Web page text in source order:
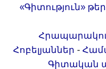
Համալսարաններ
Գիտական
Սփյուռքի
«Գիտություն»
Հոբելյաններ -
Գիտական